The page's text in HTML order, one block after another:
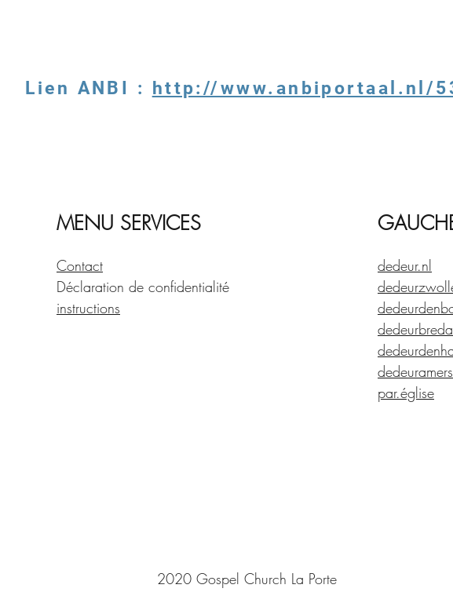
Lien ANBI : http://www.anbiportaal.nl/
MENU SERVICES
Contact
Déclaration de confidentialité
instructions
dedeur.nl
par.église
2020 Gospel Church La Porte